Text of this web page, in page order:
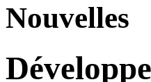
Nouvelles